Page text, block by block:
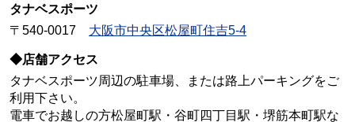
タナベスポーツ
〒540-0017 大阪市中央区松屋町住吉5-4
◆店舗アクセス
タナベスポーツ周辺の駐車場、または路上パーキングをご
利用下さい。
電車でお越しの方松屋町駅・谷町四丁目駅・堺筋本町駅な